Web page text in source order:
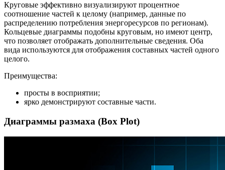
Круговые эффективно визуализируют процентное
соотношение частей к целому (например, данные по
распределению потребления энергоресурсов по регионам).
Кольцевые диаграммы подобны круговым, но имеют центр,
что позволяет отображать дополнительные сведения. Оба
вида используются для отображения составных частей одного
целого.
Преимущества:
просты в восприятии;
ярко демонстрируют составные части.
Диаграммы размаха (Box Plot)